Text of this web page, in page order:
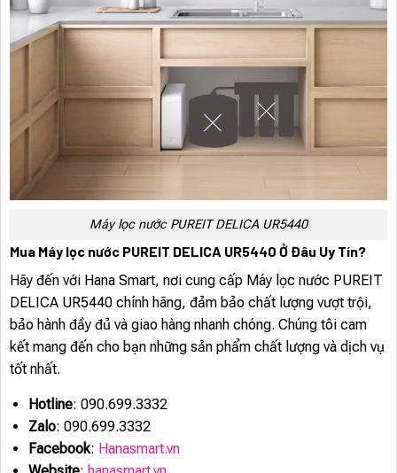
Máy lọc nước PUREIT DELICA UR5440
Mua Máy lọc nước PUREIT DELICA UR5440 Ở Đâu Uy Tín?
Hãy đến với Hana Smart, nơi cung cấp Máy lọc nước PUREIT
DELICA UR5440 chính hãng, đảm bảo chất lượng vượt trội,
bảo hành đầy đủ và giao hàng nhanh chóng. Chúng tôi cam
kết mang đến cho bạn những sản phẩm chất lượng và dịch vụ
tốt nhất.
Hotline: 090.699.3332
Zalo: 090.699.3332
Facebook: Hanasmart.vn